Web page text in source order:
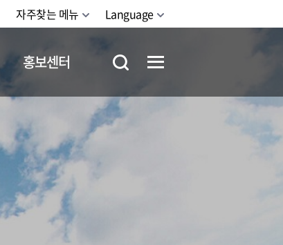
자주찾는 메뉴 Language
홍보센터